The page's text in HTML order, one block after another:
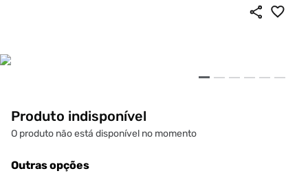
Produto indisponível
O produto não está disponível no momento
Outras opções